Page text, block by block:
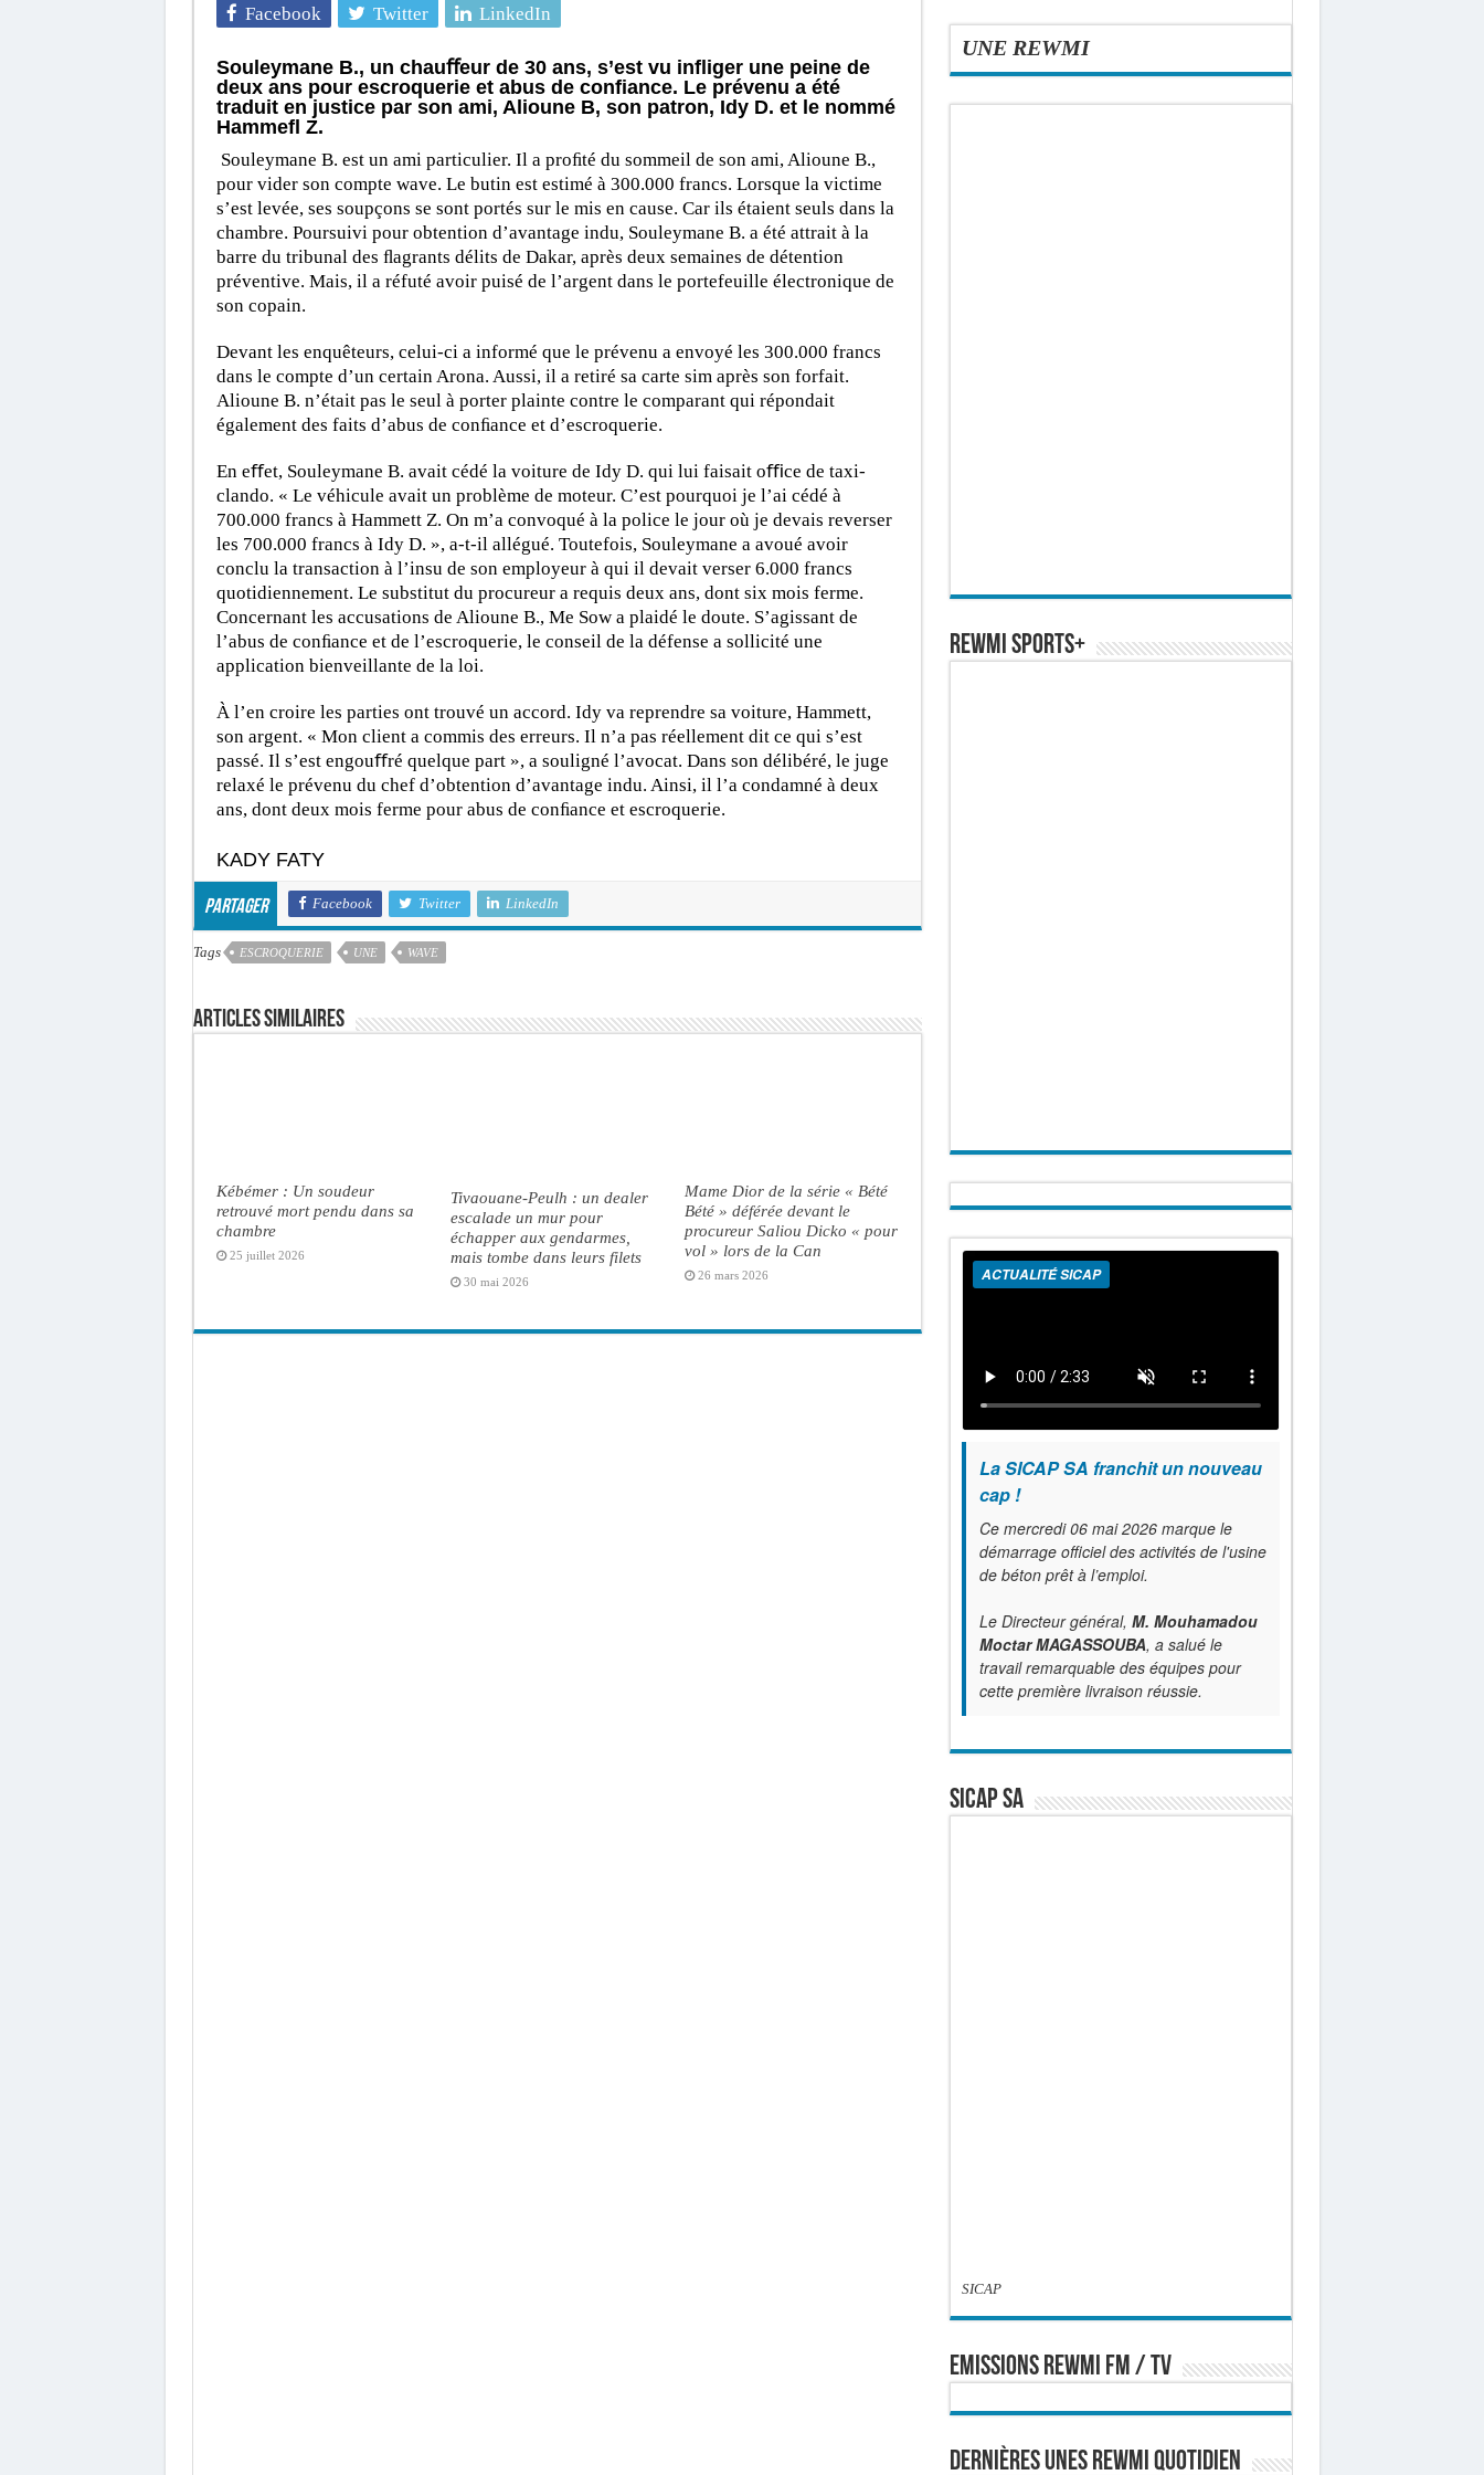
Facebook Twitter LinkedIn
Souleymane B., un chauﬀeur de 30 ans, s’est vu inﬂiger une peine de
deux ans pour escroquerie et abus de conﬁance. Le prévenu a été
traduit en justice par son ami, Alioune B, son patron, Idy D. et le nommé
Hammefl Z.
Souleymane B. est un ami particulier. Il a proﬁté du sommeil de son ami, Alioune B.,
pour vider son compte wave. Le butin est estimé à 300.000 francs. Lorsque la victime
s’est levée, ses soupçons se sont portés sur le mis en cause. Car ils étaient seuls dans la
chambre. Poursuivi pour obtention d’avantage indu, Souleymane B. a été attrait à la
barre du tribunal des ﬂagrants délits de Dakar, après deux semaines de détention
préventive. Mais, il a réfuté avoir puisé de l’argent dans le portefeuille électronique de
son copain.
Devant les enquêteurs, celui-ci a informé que le prévenu a envoyé les 300.000 francs
dans le compte d’un certain Arona. Aussi, il a retiré sa carte sim après son forfait.
Alioune B. n’était pas le seul à porter plainte contre le comparant qui répondait
également des faits d’abus de conﬁance et d’escroquerie.
En eﬀet, Souleymane B. avait cédé la voiture de Idy D. qui lui faisait oﬃce de taxi-
clando. « Le véhicule avait un problème de moteur. C’est pourquoi je l’ai cédé à
700.000 francs à Hammett Z. On m’a convoqué à la police le jour où je devais reverser
les 700.000 francs à Idy D. », a-t-il allégué. Toutefois, Souleymane a avoué avoir
conclu la transaction à l’insu de son employeur à qui il devait verser 6.000 francs
quotidiennement. Le substitut du procureur a requis deux ans, dont six mois ferme.
Concernant les accusations de Alioune B., Me Sow a plaidé le doute. S’agissant de
l’abus de conﬁance et de l’escroquerie, le conseil de la défense a sollicité une
application bienveillante de la loi.
À l’en croire les parties ont trouvé un accord. Idy va reprendre sa voiture, Hammett,
son argent. « Mon client a commis des erreurs. Il n’a pas réellement dit ce qui s’est
passé. Il s’est engouﬀré quelque part », a souligné l’avocat. Dans son délibéré, le juge
relaxé le prévenu du chef d’obtention d’avantage indu. Ainsi, il l’a condamné à deux
ans, dont deux mois ferme pour abus de conﬁance et escroquerie.
KADY FATY
Partager Facebook Twitter LinkedIn
Tags ESCROQUERIE UNE WAVE
Articles similaires
Kébémer : Un soudeur
retrouvé mort pendu dans sa
chambre
25 juillet 2026
Tivaouane-Peulh : un dealer
escalade un mur pour
échapper aux gendarmes,
mais tombe dans leurs filets
30 mai 2026
Mame Dior de la série « Bété
Bété » déférée devant le
procureur Saliou Dicko « pour
vol » lors de la Can
26 mars 2026
UNE REWMI
REWMI SPORTS+
ACTUALITÉ SICAP
La SICAP SA franchit un nouveau
cap !
Ce mercredi 06 mai 2026 marque le
démarrage officiel des activités de l'usine
de béton prêt à l’emploi.
Le Directeur général, M. Mouhamadou
Moctar MAGASSOUBA, a salué le
travail remarquable des équipes pour
cette première livraison réussie.
SICAP SA
SICAP
EMISSIONS REWMI FM / TV
Dernières Unes Rewmi Quotidien